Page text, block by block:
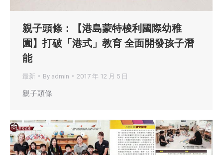
親子頭條：【港島蒙特梭利國際幼稚
園】打破「港式」教育 全面開發孩子潛
能
最新 By admin 2017 年 12 月 5 日
親子頭條